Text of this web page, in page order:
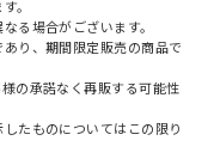
。
る場合がございます。
り、期間限定販売の商品で
の承諾なく再販する可能性
たものについてはこの限り